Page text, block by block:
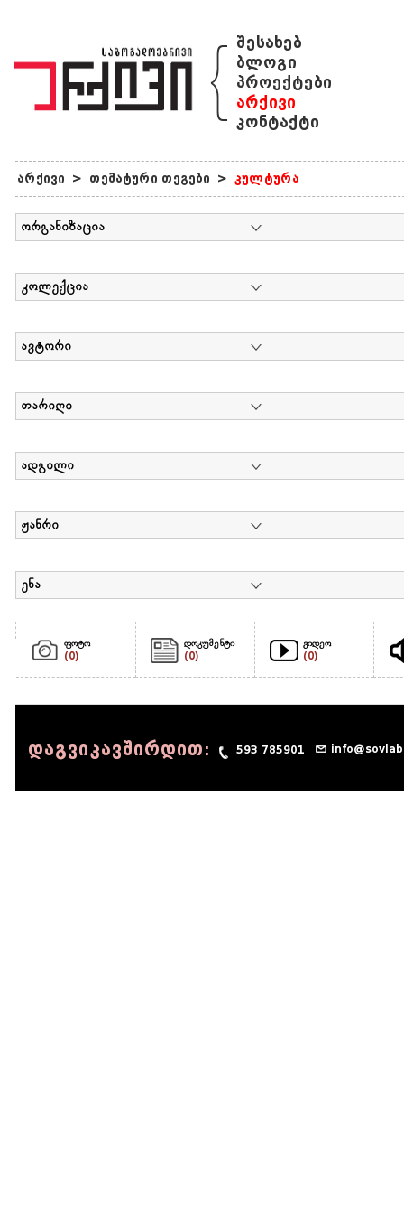
{ შესახებ
ბლოგი
პროექტები
არქივი
კონტაქტი
არქივი > თემატური თეგები > კულტურა
ორგანიზაცია
კოლექცია
ავტორი
თარიღი
ადგილი
ჟანრი
ენა
ფოტო
(0)
დოკუმენტი
(0)
ვიდეო
(0)
დაგვიკავშირდით: 593 785901